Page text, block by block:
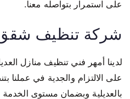
على استمرار بتواصله معنا.
شركة تنظيف شقق
لدينا أمهر فني تنظيف منازل
على الالتزام والجدية في عملنا
بالعديلية وبضمان مستوى